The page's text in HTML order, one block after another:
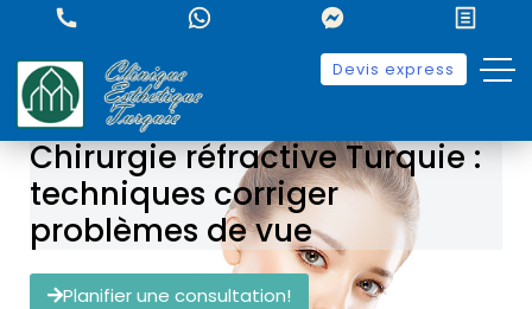
Devis express
Chirurgie réfractive Turquie :
techniques corriger
problèmes de vue
Planifier une consultation!